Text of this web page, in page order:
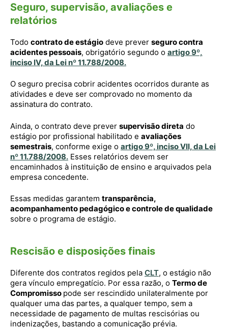
Seguro, supervisão, avaliações e
relatórios
Todo contrato de estágio deve prever seguro contra
acidentes pessoais, obrigatório segundo o artigo 9º,
inciso IV, da Lei nº 11.788/2008.
O seguro precisa cobrir acidentes ocorridos durante as
atividades e deve ser comprovado no momento da
assinatura do contrato.
Ainda, o contrato deve prever supervisão direta do
estágio por profissional habilitado e avaliações
semestrais, conforme exige o artigo 9º, inciso VII, da Lei
nº 11.788/2008. Esses relatórios devem ser
encaminhados à instituição de ensino e arquivados pela
empresa concedente.
Essas medidas garantem transparência,
acompanhamento pedagógico e controle de qualidade
sobre o programa de estágio.
Rescisão e disposições finais
Diferente dos contratos regidos pela CLT, o estágio não
gera vínculo empregatício. Por essa razão, o Termo de
Compromisso pode ser rescindido unilateralmente por
qualquer uma das partes, a qualquer tempo, sem a
necessidade de pagamento de multas rescisórias ou
indenizações, bastando a comunicação prévia.